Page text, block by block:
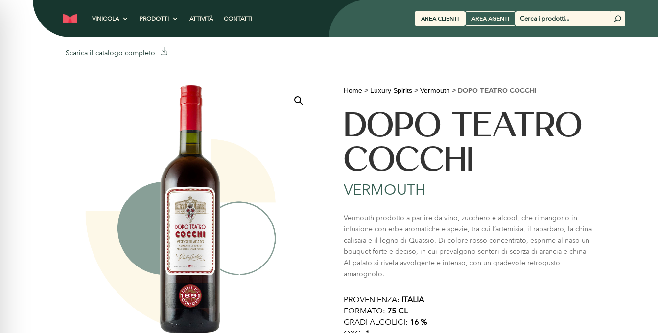
VINICOLA PRODOTTI ATTIVITÀ CONTATTI AREA CLIENTI AREA AGENTI
Cerca
prodotti
U
Scarica il catalogo completo
Home> Luxury Spirits> Vermouth > DOPO TEATRO COCCHI
DOPO TEATRO
COCCHI
VERMOUTH
Vermouth prodotto a partire da vino, zucchero e alcool, che rimangono in
infusione con erbe aromatiche e spezie, tra cui l’artemisia, il rabarbaro, la china
calisaia e il legno di Quassio. Di colore rosso concentrato, esprime al naso un
bouquet forte e deciso, in cui prevalgono sentori di scorza di arancia e china.
Al palato si rivela avvolgente e intenso, con un gradevole retrogusto
amarognolo.
PROVENIENZA: ITALIA
FORMATO: 75 CL
GRADI ALCOLICI: 16 %